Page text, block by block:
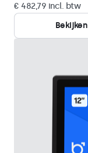
€ 482,79 incl. btw
Bekijken